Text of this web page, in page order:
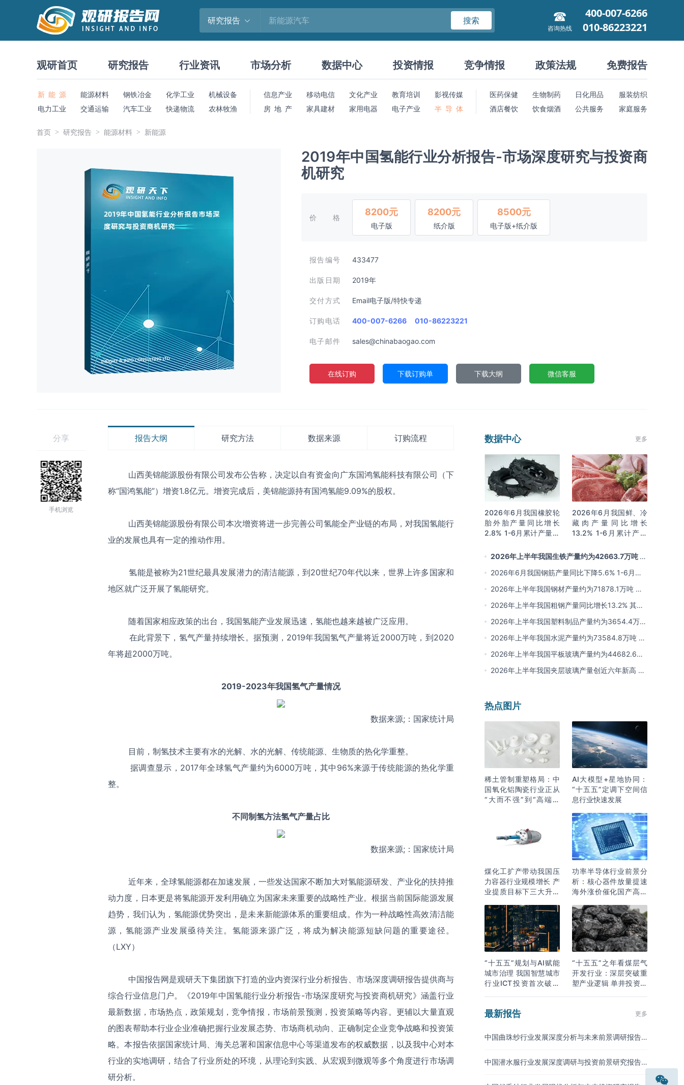
研究报告 搜索
咨询热线
400-007-6266
010-86223221
观研首页 研究报告 行业资讯 市场分析 数据中心 投资情报 竞争情报 政策法规 免费报告
新 能 源 能源材料 钢铁冶金 化学工业
机械设备
电力工业
交通运输 汽车工业 快递物流 农林牧渔
信息产业 移动电信 文化产业 教育培训
影视传媒
房 地 产
家具建材 家用电器 电子产业 半 导 体
医药保健 生物制药 日化用品
服装纺织
酒店餐饮
饮食烟酒 公共服务 家庭服务
首页 研究报告 能源材料 新能源
2019年中国氢能行业分析报告-市场深度研究与投资商
机研究
价格
8200元
电子版
8200元
纸介版
8500元
电子版+纸介版
报告编号 433477
出版日期 2019年
交付方式 Email电子版/特快专递
订购电话 400-007-6266 010-86223221
电子邮件 sales@chinabaogao.com
在线订购 下载订购单 下载大纲 微信客服
分享
手机浏览
报告大纲 研究方法 数据来源 订购流程
山西美锦能源股份有限公司发布公告称，决定以自有资金向广东国鸿氢能科技有限公司（下
称“国鸿氢能”）增资1.8亿元。增资完成后，美锦能源持有国鸿氢能9.09%的股权。
山西美锦能源股份有限公司本次增资将进一步完善公司氢能全产业链的布局，对我国氢能行
业的发展也具有一定的推动作用。
氢能是被称为21世纪最具发展潜力的清洁能源，到20世纪70年代以来，世界上许多国家和
地区就广泛开展了氢能研究。
随着国家相应政策的出台，我国氢能产业发展迅速，氢能也越来越被广泛应用。
在此背景下，氢气产量持续增长。据预测，2019年我国氢气产量将近2000万吨，到2020
年将超2000万吨。
2019-2023年我国氢气产量情况
数据来源;：国家统计局
目前，制氢技术主要有水的光解、水的光解、传统能源、生物质的热化学重整。
据调查显示，2017年全球氢气产量约为6000万吨，其中96%来源于传统能源的热化学重
整。
不同制氢方法氢气产量占比
数据来源;：国家统计局
近年来，全球氢能源都在加速发展，一些发达国家不断加大对氢能源研发、产业化的扶持推
动力度，日本更是将氢能源开发利用确立为国家未来重要的战略性产业。根据当前国际能源发展
趋势，我们认为，氢能源优势突出，是未来新能源体系的重要组成。作为一种战略性高效清洁能
源，氢能源产业发展亟待关注。氢能源来源广泛，将成为解决能源短缺问题的重要途径。
（LXY）
中国报告网是观研天下集团旗下打造的业内资深行业分析报告、市场深度调研报告提供商与
综合行业信息门户。《2019年中国氢能行业分析报告-市场深度研究与投资商机研究》涵盖行业
最新数据，市场热点，政策规划，竞争情报，市场前景预测，投资策略等内容。更辅以大量直观
的图表帮助本行业企业准确把握行业发展态势、市场商机动向、正确制定企业竞争战略和投资策
略。本报告依据国家统计局、海关总署和国家信息中心等渠道发布的权威数据，以及我中心对本
行业的实地调研，结合了行业所处的环境，从理论到实践、从宏观到微观等多个角度进行市场调
研分析。
数据中心 更多
2026年6月我国橡胶轮
胎外胎产量同比增长
2.8% 1-6月累计产量同
2026年6月我国鲜、冷
藏肉产量同比增长
13.2% 1-6月累计产量
2026年上半年我国生铁产量约为42663.7万吨 同
比下降2.8% 其中河北产量占比22.7%排名第一
2026年6月我国钢筋产量同比下降5.6% 1-6月累
计产量同比下降10.7%
2026年上半年我国钢材产量约为71878.1万吨 同
比下降0.9% 其中河北以超亿吨产量排名第一
2026年上半年我国粗钢产量同比增长13.2% 其中
河北产量占比21.5%位居首位
2026年上半年我国塑料制品产量约为3654.4万吨
其中江苏、浙江产量分别占比18.9%、16.0%
2026年上半年我国水泥产量约为73584.8万吨 同
比下降8% 其中广东、浙江和安徽分别排名前三
2026年上半年我国平板玻璃产量约为44682.6万
重量箱 同比下降5.7% 其中河北产量最多 占比
2026年上半年我国夹层玻璃产量创近六年新高 约
热点图片
稀土管制重塑格局：中
国氧化铝陶瓷行业正从
“大而不强”到“高端突
AI大模型+星地协同：
“十五五”定调下空间信
息行业快速发展
煤化工扩产带动我国压
力容器行业规模增长 产
业提质目标下三大升级
功率半导体行业前景分
析：核心器件放量提速
海外涨价催化国产高端
“十五五”规划与AI赋能
城市治理 我国智慧城市
行业ICT投资首次破万
“十五五”之年看煤层气
开发行业：深层突破重
塑产业逻辑 单井投资成
最新报告 更多
中国曲珠纱行业发展深度分析与未来前景调研报告
中国潜水服行业发展深度调研与投资前景研究报告